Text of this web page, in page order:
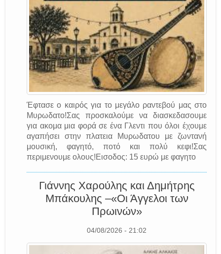
Έφτασε ο καιρός για το μεγάλο ραντεβού μας στο
Μυρωδατο!Σας προσκαλούμε να διασκεδασουμε
για ακομα μια φορά σε ένα Γλεντι που όλοι έχουμε
αγαπήσει στην πλατεια Μυρωδατου με ζωντανή
μουσική, φαγητό, ποτό και πολύ κεφι!Σας
περιμενουμε ολους!Εισοδος: 15 ευρώ με φαγητο
Γιάννης Χαρούλης και Δημήτρης
Μπάκουλης –«Οι Άγγελοι των
Πρωινών»
04/08/2026 - 21:02